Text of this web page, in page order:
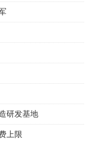
研发基地
上限